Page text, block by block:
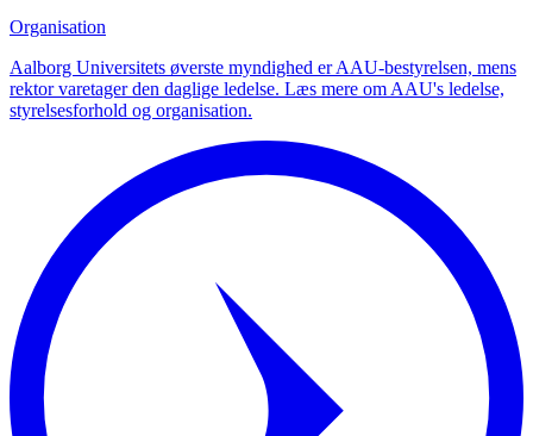
Organisation
Aalborg Universitets øverste myndighed er AAU-bestyrelsen, mens
rektor varetager den daglige ledelse. Læs mere om AAU's ledelse,
styrelsesforhold og organisation.